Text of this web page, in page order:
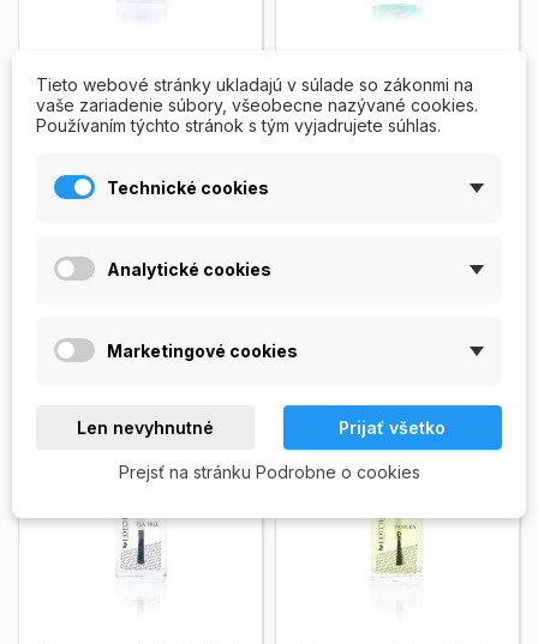
Regeneračný olejček
– Frézia
Regeneračný nechtový
balenia: 14 ml.Zobrazit viac
STOCK
Regeneračný olejček
– Kokos
Regeneračný nechtový
Zobrazit viac
Tieto webové stránky ukladajú v súlade so zákonmi na
vaše zariadenie súbory, všeobecne nazývané cookies.
Používaním týchto stránok s tým vyjadrujete súhlas.
Technické cookies
Analytické cookies
Marketingové cookies
Len nevyhnutné Prijať všetko
Prejsť na stránku Podrobne o cookies